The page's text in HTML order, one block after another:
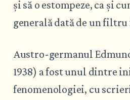
și să o estompeze, ca și
generală dată de un
Austro-germanul
1938) a fost unul dintre
fenomenologiei, cu